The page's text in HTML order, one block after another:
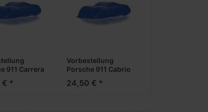
911 Carrera
Neuheit
€ *
Vorbestellung
Porsche 911 Cabrio
***Messe Neuheit
24,50 € *